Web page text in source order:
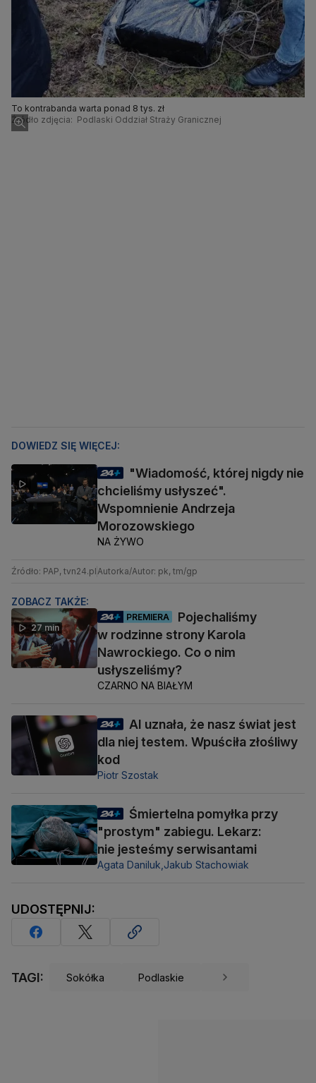
To kontrabanda warta ponad 8 tys. zł
Źródło zdjęcia: Podlaski Oddział Straży Granicznej
DOWIEDZ SIĘ WIĘCEJ:
"Wiadomość, której nigdy nie
chcieliśmy usłyszeć".
Wspomnienie Andrzeja
Morozowskiego
NA ŻYWO
Źródło: PAP, tvn24.plAutorka/Autor: pk, tm/gp
ZOBACZ TAKŻE:
27 min
PREMIERA
Pojechaliśmy
w rodzinne strony Karola
Nawrockiego. Co o nim
usłyszeliśmy?
CZARNO NA BIAŁYM
AI uznała, że nasz świat jest
dla niej testem. Wpuściła złośliwy
kod
Piotr Szostak
Śmiertelna pomyłka przy
"prostym" zabiegu. Lekarz:
nie jesteśmy serwisantami
Agata Daniluk, Jakub Stachowiak
UDOSTĘPNIJ:
TAGI: Sokółka Podlaskie